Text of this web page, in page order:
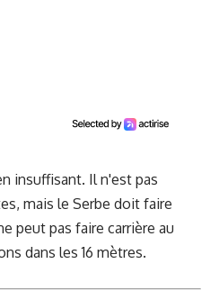
insuffisant. Il n'est pas
mais le Serbe doit faire
peut pas faire carrière au
dans les 16 mètres.